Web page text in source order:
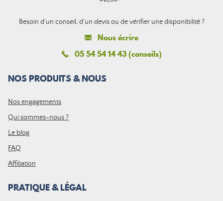
Besoin d'un conseil, d'un devis ou de vérifier une disponibilité ?
Nous écrire
05 54 54 14 43 (conseils)
NOS PRODUITS & NOUS
Nos engagements
Qui sommes-nous ?
Le blog
FAQ
Affiliation
PRATIQUE & LÉGAL